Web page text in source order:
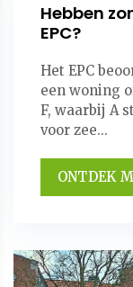
Hebben
EPC?
Het EPC
een woning
F, waarbij A
voor zee...
ONTDEK